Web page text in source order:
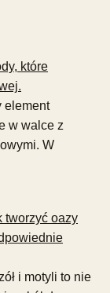
które
element
w walce z
W
tworzyć oazy
i motyli to nie